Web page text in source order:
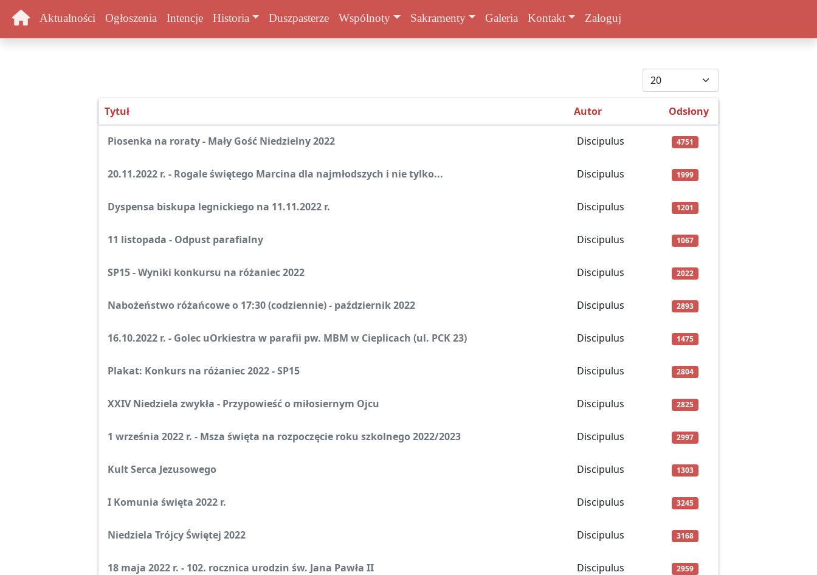
Aktualności Ogłoszenia Intencje Historia Duszpasterze Wspólnoty Sakramenty Galeria Kontakt Zaloguj
Pokaż #
Tytuł Autor Odsłony
Piosenka na roraty - Mały Gość Niedzielny 2022 Discipulus 4751
20.11.2022 r. - Rogale świętego Marcina dla najmłodszych i nie tylko... Discipulus 1999
Dyspensa biskupa legnickiego na 11.11.2022 r. Discipulus 1201
11 listopada - Odpust parafialny Discipulus 1067
SP15 - Wyniki konkursu na różaniec 2022 Discipulus 2022
Nabożeństwo różańcowe o 17:30 (codziennie) - październik 2022 Discipulus 2893
16.10.2022 r. - Golec uOrkiestra w parafii pw. MBM w Cieplicach (ul. PCK 23) Discipulus 1475
Plakat: Konkurs na różaniec 2022 - SP15 Discipulus 2804
XXIV Niedziela zwykła - Przypowieść o miłosiernym Ojcu Discipulus 2825
1 września 2022 r. - Msza święta na rozpoczęcie roku szkolnego 2022/2023 Discipulus 2997
Kult Serca Jezusowego Discipulus 1303
I Komunia święta 2022 r. Discipulus 3245
Niedziela Trójcy Świętej 2022 Discipulus 3168
18 maja 2022 r. - 102. rocznica urodzin św. Jana Pawła II Discipulus 2959